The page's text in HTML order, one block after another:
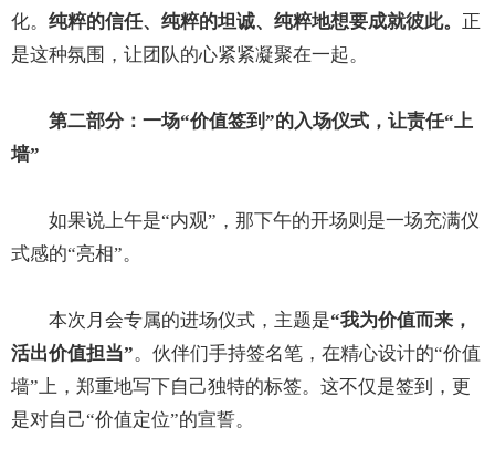
化。 纯粹的信任、纯粹的坦诚、纯粹地想要成就彼此。 正
是这种氛围，让团队的心紧紧凝聚在一起。
第二部分：一场“价值签到”的入场仪式，让责任“上
墙”
如果说上午是“内观”，那下午的开场则是一场充满仪
式感的“亮相”。
本次月会专属的进场仪式，主题是“我为价值而来，
活出价值担当”。伙伴们手持签名笔，在精心设计的“价值
墙”上，郑重地写下自己独特的标签。这不仅是签到，更
是对自己“价值定位”的宣誓。